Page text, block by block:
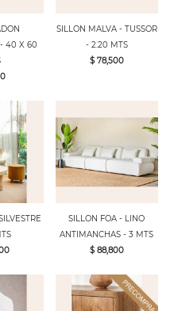
40 X 60
SILLON MALVA - TUSSOR
- 2.20 MTS
$ 78,500
SILLON FOA - LINO
ANTIMANCHAS - 3 MTS
$ 88,800